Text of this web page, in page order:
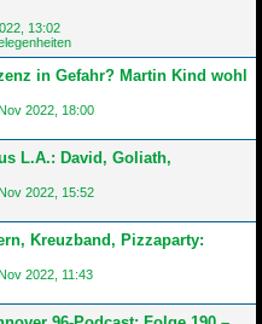
13:02
in Gefahr? Martin Kind wohl
2022, 18:00
L.A.: David, Goliath,
2022, 15:52
Kreuzband, Pizzaparty:
2022, 11:43